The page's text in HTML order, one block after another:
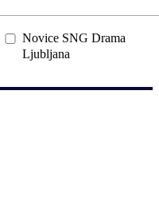
Novice SNG Drama
Ljubljana